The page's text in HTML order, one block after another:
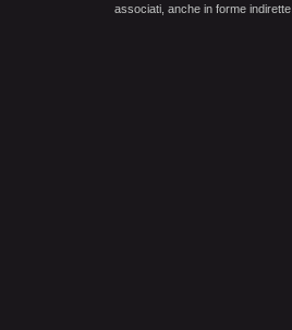
associati, anche in forme indirette.